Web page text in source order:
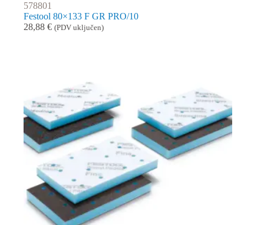
578801
Festool 80×133 F GR PRO/10
28,88 € (PDV uključen)